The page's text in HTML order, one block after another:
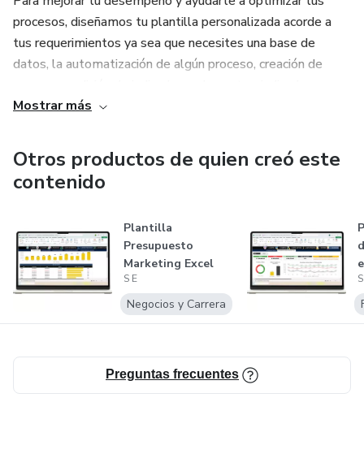
procesos, diseñamos tu plantilla personalizada acorde a
tus requerimientos ya sea que necesites una base de
datos, la automatización de algún proceso, creación de
financieros, dashboards o el control de inventarios, en Solís
desarrollar y diseñar tu hoja de cálculo en Excel adaptable
a tu negocio.
Mostrar más
Otros productos de quien creó este
contenido
Plantilla
Presupuesto
Marketing Excel
S E
Negocios y Carrera
Preguntas frecuentes